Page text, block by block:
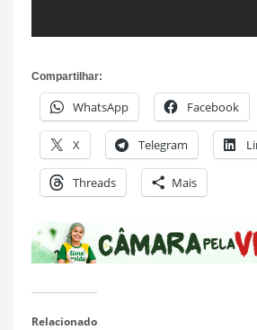
Compartilhar:
WhatsApp Facebook
X Telegram
Threads Mais
Relacionado